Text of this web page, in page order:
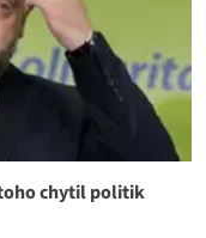
toho chytil politik